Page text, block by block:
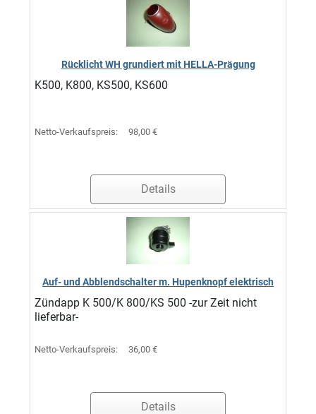
Rücklicht WH grundiert mit HELLA-Prägung
K500, K800, KS500, KS600
Netto-Verkaufspreis: 98,00 €
Details
Auf- und Abblendschalter m. Hupenknopf elektrisch
Zündapp K 500/K 800/KS 500 -zur Zeit nicht
lieferbar-
Netto-Verkaufspreis: 36,00 €
Details